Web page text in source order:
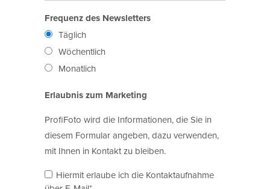
Frequenz des Newsletters
Täglich
Wöchentlich
Monatlich
Erlaubnis zum Marketing
ProfiFoto wird die Informationen, die Sie in
diesem Formular angeben, dazu verwenden,
mit Ihnen in Kontakt zu bleiben.
Hiermit erlaube ich die Kontaktaufnahme